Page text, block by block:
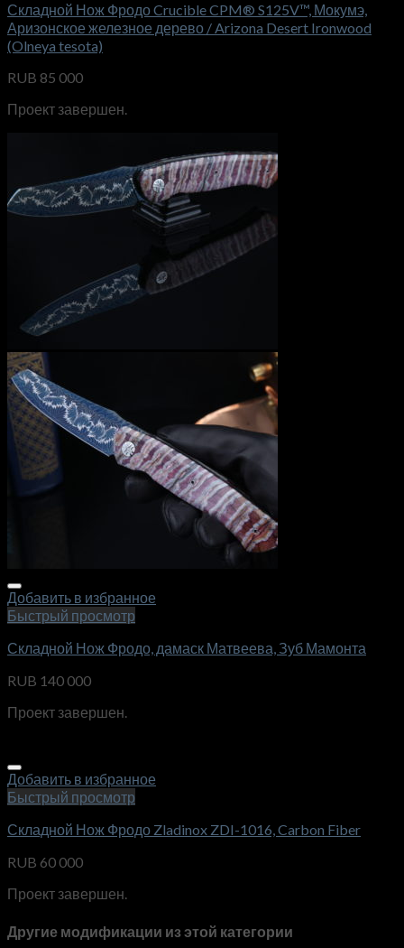
Складной Нож Фродо Crucible CPM® S125V™, Мокумэ,
Аризонское железное дерево / Arizona Desert Ironwood
(Olneya tesota)
RUB 85 000
Проект завершен.
Добавить в избранное
Быстрый просмотр
Складной Нож Фродо, дамаск Матвеева, Зуб Мамонта
RUB 140 000
Проект завершен.
Добавить в избранное
Быстрый просмотр
Складной Нож Фродо Zladinox ZDI-1016, Carbon Fiber
RUB 60 000
Проект завершен.
Другие модификации из этой категории